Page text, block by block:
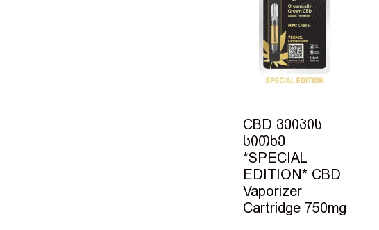
CBD ვეიპის
სითხე
*SPECIAL
EDITION* CBD
Vaporizer
Cartridge 750mg